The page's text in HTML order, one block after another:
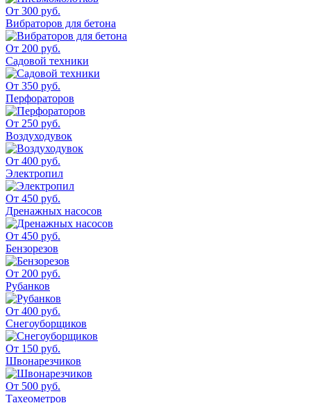
От 300 руб.
Вибраторов для бетона
От 200 руб.
Садовой техники
От 350 руб.
Перфораторов
От 250 руб.
Воздуходувок
От 400 руб.
Электропил
От 450 руб.
Дренажных насосов
От 450 руб.
Бензорезов
От 200 руб.
Рубанков
От 400 руб.
Снегоуборщиков
От 150 руб.
Швонарезчиков
От 500 руб.
Тахеометров